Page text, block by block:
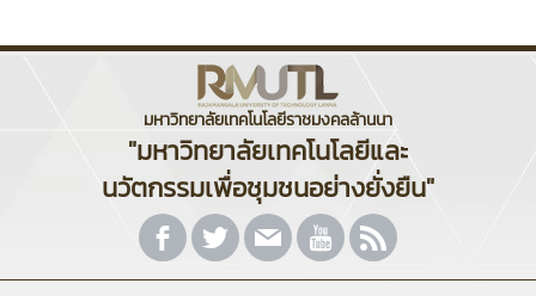
มหาวิทยาลัยเทคโนโลยีราชมงคลล้านนา
"มหาวิทยาลัยเทคโนโลยีและ
นวัตกรรมเพื่อชุมชนอย่างยั่งยืน"